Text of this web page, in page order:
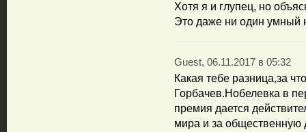
Хотя я и глупец, но
Это даже ни один умный
Guest, 06.11.2017 в 05:32
Какая тебе разница,за
Горбачев.Нобелевка в
премия дается
мира и за общественную